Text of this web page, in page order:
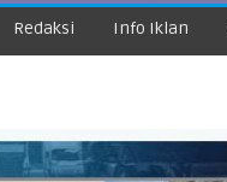
Redaksi Info Iklan